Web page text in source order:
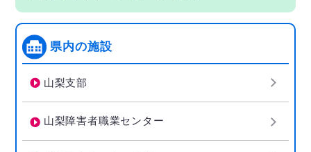
県内の施設
山梨支部
山梨障害者職業センター